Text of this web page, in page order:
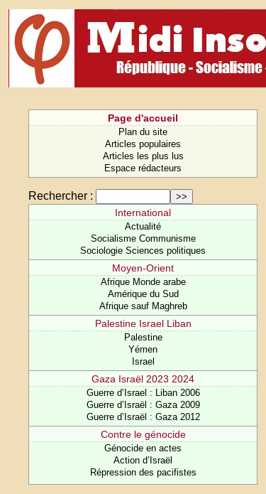
Page d'accueil
Plan du site
Articles populaires
Articles les plus lus
Espace rédacteurs
Rechercher :
International
Actualité
Socialisme Communisme
Sociologie Sciences politiques
Moyen-Orient
Afrique Monde arabe
Amérique du Sud
Afrique sauf Maghreb
Palestine Israel Liban
Palestine
Yémen
Israel
Gaza Israël 2023 2024
Guerre d’Israel : Liban 2006
Guerre d’Israël : Gaza 2009
Guerre d’Israël : Gaza 2012
Contre le génocide
Génocide en actes
Action d’Israël
Répression des pacifistes